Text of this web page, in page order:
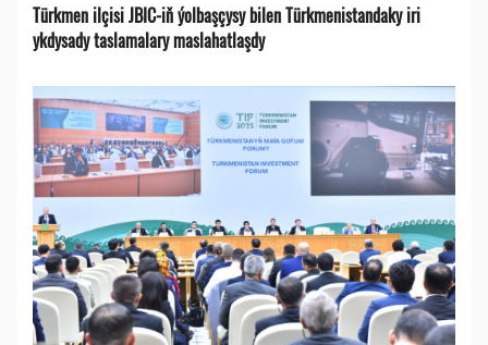
Türkmen ilçisi JBIC-iň ýolbaşçysy bilen Türkmenistandaky iri
ykdysady taslamalary maslahatlaşdy